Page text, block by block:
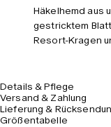
Häkelhemd aus
gestricktem
Resort-Kragen
Details & Pflege
Versand & Zahlung
Lieferung &
Größentabelle